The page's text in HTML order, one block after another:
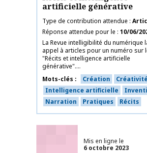
artificielle générative
Type de contribution attendue
Réponse attendue pour le 10/06/
La Revue intelligibilité du numérique
appel à articles pour un numéro sur
"Récits et intelligence artificielle
générative"....
Mots-clés
Création
Créativité
Intelligence artificielle
Narration
Pratiques Récits
Mis en ligne le
6 octobre 2023